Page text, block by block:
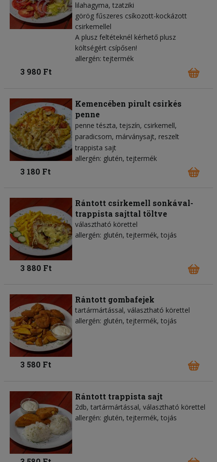
lilahagyma tzatziki
görög fűszeres csíkozott-kockázott
csirkemellel
A plusz feltéteknél kérhető plusz
költségért csípősen!
allergén: tejtermék
3 980 Ft
Kemencében pirult csirkés
penne
penne tészta tejszín csirkemell
paradicsom márványsajt reszelt
trappista sajt
allergén: glutén, tejtermék
3 180 Ft
Rántott csirkemell sonkával-
trappista sajttal töltve
választható körettel
allergén: glutén, tejtermék, tojás
3 880 Ft
Rántott gombafejek
tartármártással, választható körettel
allergén: glutén, tejtermék, tojás
3 580 Ft
Rántott trappista sajt
2db, tartármártással, választható körettel
allergén: glutén, tejtermék, tojás